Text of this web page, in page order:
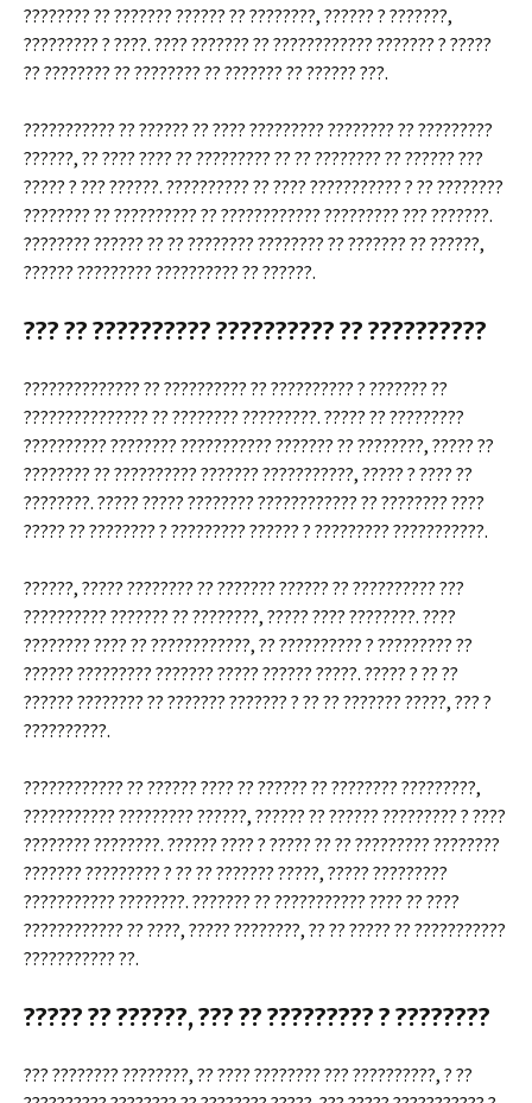
???????? ?? ??????? ?????? ?? ????????, ?????? ? ???????,
????????? ? ????. ???? ??????? ?? ???????????? ??????? ? ?????
?? ???????? ?? ???????? ?? ??????? ?? ?????? ???.
??????????? ?? ?????? ?? ???? ????????? ???????? ?? ?????????
??????, ?? ???? ???? ?? ????????? ?? ?? ???????? ?? ?????? ???
????? ? ??? ??????. ?????????? ?? ???? ??????????? ? ?? ????????
???????? ?? ?????????? ?? ???????????? ????????? ??? ???????.
???????? ?????? ?? ?? ???????? ???????? ?? ??????? ?? ??????,
?????? ????????? ?????????? ?? ??????.
??? ?? ?????????? ?????????? ?? ??????????
?????????????? ?? ?????????? ?? ?????????? ? ??????? ??
??????????????? ?? ???????? ?????????. ????? ?? ?????????
?????????? ???????? ??????????? ??????? ?? ????????, ????? ??
???????? ?? ?????????? ??????? ???????????, ????? ? ???? ??
????????. ????? ????? ???????? ???????????? ?? ???????? ????
????? ?? ???????? ? ????????? ?????? ? ????????? ???????????.
??????, ????? ???????? ?? ??????? ?????? ?? ?????????? ???
?????????? ??????? ?? ????????, ????? ???? ????????. ????
???????? ???? ?? ????????????, ?? ?????????? ? ????????? ??
?????? ????????? ??????? ????? ?????? ?????. ????? ? ?? ??
?????? ???????? ?? ??????? ??????? ? ?? ?? ??????? ?????, ??? ?
??????????.
???????????? ?? ?????? ???? ?? ?????? ?? ???????? ?????????,
??????????? ????????? ??????, ?????? ?? ?????? ????????? ? ????
???????? ????????. ?????? ???? ? ????? ?? ?? ????????? ????????
??????? ????????? ? ?? ?? ??????? ?????, ????? ?????????
??????????? ????????. ??????? ?? ??????????? ???? ?? ????
???????????? ?? ????, ????? ????????, ?? ?? ????? ?? ???????????
??????????? ??.
????? ?? ??????, ??? ?? ????????? ? ????????
??? ???????? ????????, ?? ???? ???????? ??? ??????????, ? ??